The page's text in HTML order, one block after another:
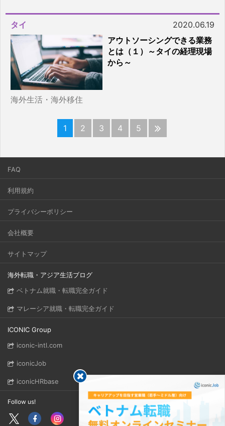
タイ
2020.06.19
アウトソーシングできる業務
とは（１）～タイの経理現場
から～
海外生活・海外移住
1 2 3 4 5
FAQ
利用規約
プライバシーポリシー
会社概要
サイトマップ
海外転職・アジア生活ブログ
ベトナム就職・転職完全ガイド
マレーシア就職・転職完全ガイド
ICONIC Group
iconic-intl.com
iconicJob
iconicHRbase
Follow us!